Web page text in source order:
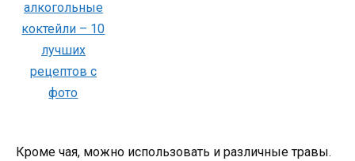
Кроме чая, можно использовать и различные травы.